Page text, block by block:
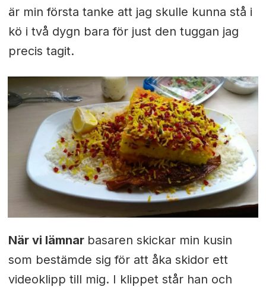
är min första tanke att jag skulle kunna stå i
kö i två dygn bara för just den tuggan jag
precis tagit.
När vi lämnar basaren skickar min kusin
som bestämde sig för att åka skidor ett
videoklipp till mig. I klippet står han och